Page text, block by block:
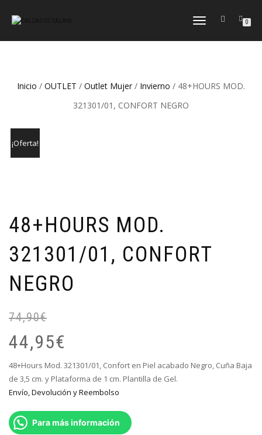
CAMBIAR
0
Inicio / OUTLET / Outlet Mujer / Invierno / 48+HOURS MOD.
321301/01, CONFORT NEGRO
¡Oferta!
48+HOURS MOD.
321301/01, CONFORT
NEGRO
74,90€
44,95€
48+Hours Mod. 321301/01, Confort en Piel acabado Negro, Cuña Baja
de 3,5 cm. y Plataforma de 1 cm. Plantilla de Gel.
Envío, Devolución y Reembolso
Para más información